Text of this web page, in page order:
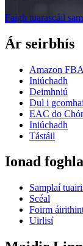
Faigh tuarascáil
Ár seirbhís
Amazon FBA
Iniúchadh
Deimhniú
Dul i
EAC do
Iniúchadh
Tástáil
Ionad
Samplaí
Scéal
Foirm
Uirlisí